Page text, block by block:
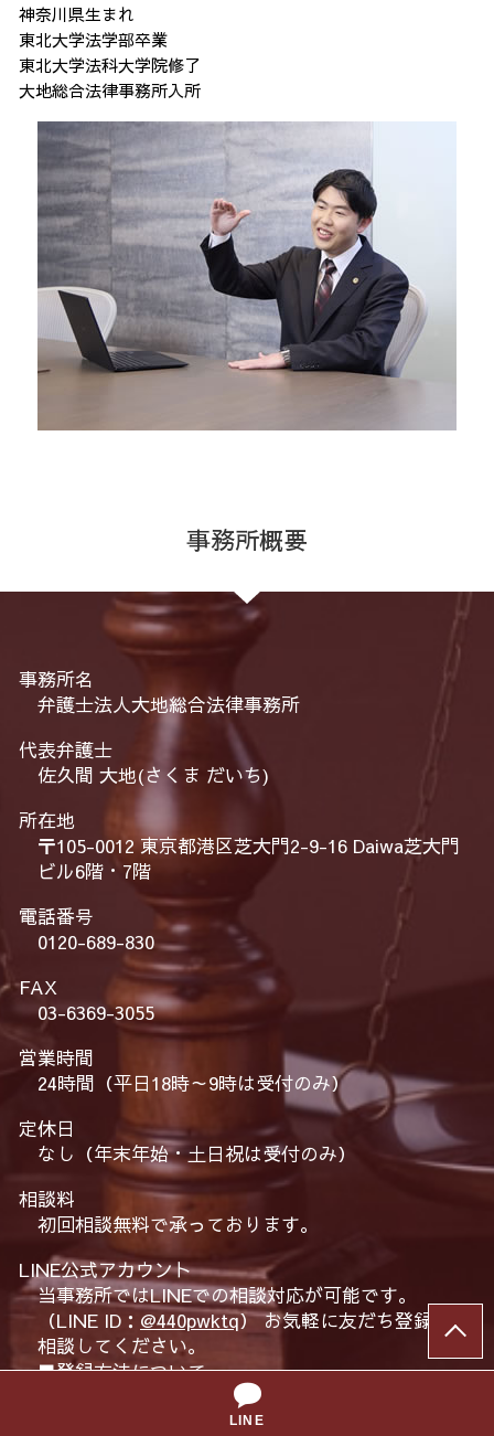
神奈川県生まれ
東北大学法学部卒業
東北大学法科大学院修了
大地総合法律事務所入所
事務所概要
事務所名
弁護士法人大地総合法律事務所
代表弁護士
佐久間 大地(さくま だいち)
所在地
〒105-0012 東京都港区芝大門2-9-16 Daiwa芝大門
ビル6階・7階
電話番号
0120-689-830
FAX
03-6369-3055
営業時間
24時間（平日18時～9時は受付のみ）
定休日
なし（年末年始・土日祝は受付のみ）
相談料
初回相談無料で承っております。
LINE公式アカウント
当事務所ではLINEでの相談対応が可能です。
（LINE ID： @440pwktq） お気軽に友だち登録して
相談してください。
■登録方法について
QRコードを読み取っていただくか、友だち追加ボ
タンをタップしてご登録ください。